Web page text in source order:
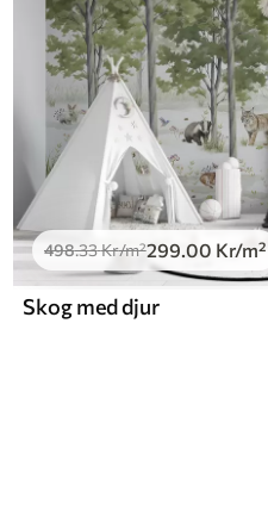
498.33Kr/m²299 .00 Kr/m²
Skog med djur